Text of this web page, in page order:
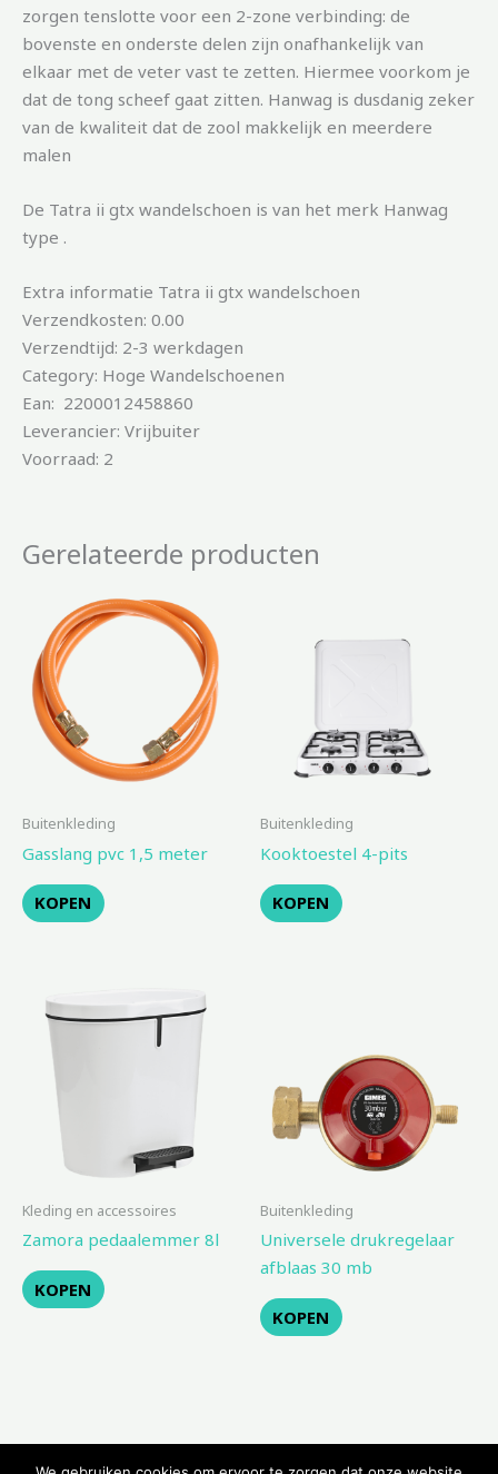
zorgen tenslotte voor een 2-zone verbinding: de
bovenste en onderste delen zijn onafhankelijk van
elkaar met de veter vast te zetten. Hiermee voorkom je
dat de tong scheef gaat zitten. Hanwag is dusdanig zeker
van de kwaliteit dat de zool makkelijk en meerdere
malen
De Tatra ii gtx wandelschoen is van het merk Hanwag
type .
Extra informatie Tatra ii gtx wandelschoen
Verzendkosten: 0.00
Verzendtijd: 2-3 werkdagen
Category: Hoge Wandelschoenen
Ean: 2200012458860
Leverancier: Vrijbuiter
Voorraad: 2
Gerelateerde producten
Buitenkleding
Gasslang pvc 1,5 meter
KOPEN
Buitenkleding
Kooktoestel 4-pits
KOPEN
Kleding en accessoires
Zamora pedaalemmer 8l
KOPEN
Buitenkleding
Universele drukregelaar
afblaas 30 mb
KOPEN